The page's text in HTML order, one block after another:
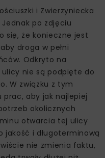
i Zwierzyniecka
po zdjęciu
się, że konieczne jest
droga w pełni
Odkryto na
ulicy nie są podpięte do
W związku z tym
prac, aby jak najlepiej
okolicznych
otwarcia tej ulicy
i długoterminową
nie zmienia faktu,